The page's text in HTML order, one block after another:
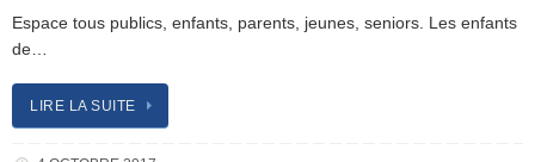
Espace tous publics, enfants, parents, jeunes, seniors. Les enfants
de…
LIRE LA SUITE